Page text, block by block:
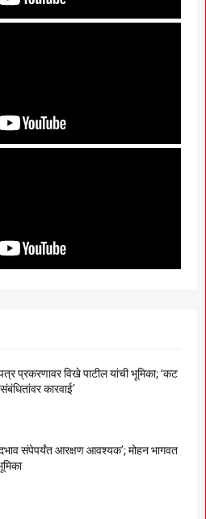
प्रकरणावर विखे पाटील यांची भूमिका; ‘कट
कारवाई’
संपेपर्यंत आरक्षण आवश्यक’; मोहन भागवत